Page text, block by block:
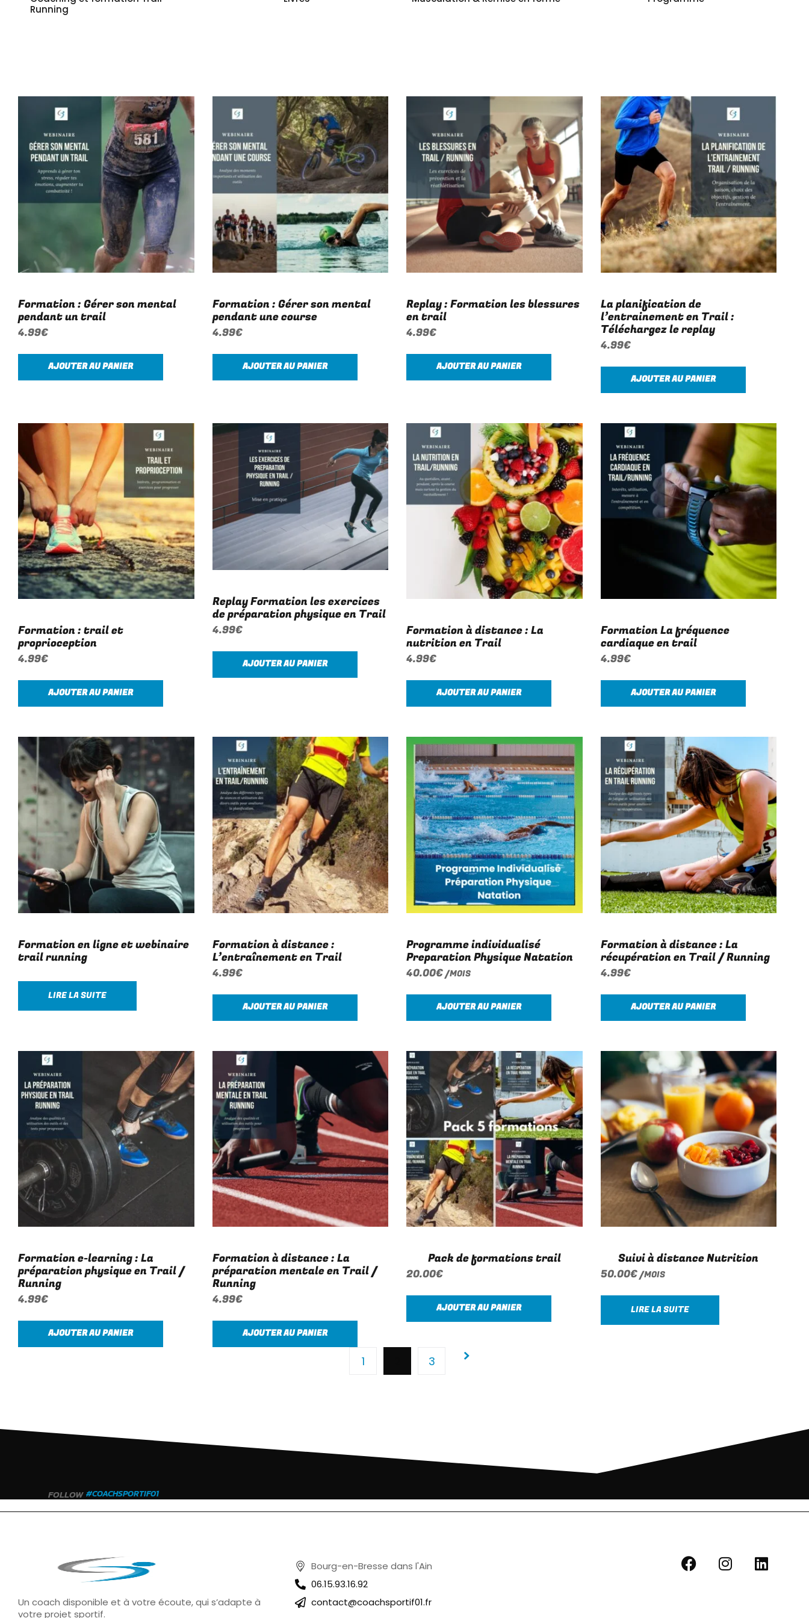
Running
Formation : Gérer son mental
pendant un trail
4.99€
AJOUTER AU PANIER
Formation : Gérer son mental
pendant une course
4.99€
AJOUTER AU PANIER
Replay : Formation les blessures
en trail
4.99€
AJOUTER AU PANIER
La planification de
l’entrainement en Trail :
Téléchargez le replay
4.99€
AJOUTER AU PANIER
Formation : trail et
proprioception
4.99€
AJOUTER AU PANIER
Replay Formation les exercices
de préparation physique en Trail
4.99€
AJOUTER AU PANIER
Formation à distance : La
nutrition en Trail
4.99€
AJOUTER AU PANIER
Formation La fréquence
cardiaque en trail
4.99€
AJOUTER AU PANIER
Formation en ligne et webinaire
trail running
LIRE LA SUITE
Formation à distance :
L’entraînement en Trail
4.99€
AJOUTER AU PANIER
Programme individualisé
Preparation Physique Natation
40.00€/MOIS
AJOUTER AU PANIER
Formation à distance : La
récupération en Trail / Running
4.99€
AJOUTER AU PANIER
Formation e-learning : La
préparation physique en Trail /
Running
4.99€
AJOUTER AU PANIER
Formation à distance : La
préparation mentale en Trail /
Running
4.99€
AJOUTER AU PANIER
Pack de formations trail
20.00€
AJOUTER AU PANIER
Suivi à distance Nutrition
50.00€/MOIS
LIRE LA SUITE
1 3
FOLLOW #COACHSPORTIF01
Un coach disponible et à votre écoute, qui s’adapte à
votre projet sportif.
Bourg-en-Bresse dans l'Ain
06.15.93.16.92
contact@coachsportif01.fr